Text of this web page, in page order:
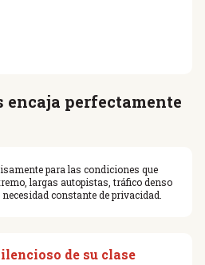
encaja perfectamente
para las condiciones que
largas autopistas, tráfico denso
constante de privacidad.
de su clase